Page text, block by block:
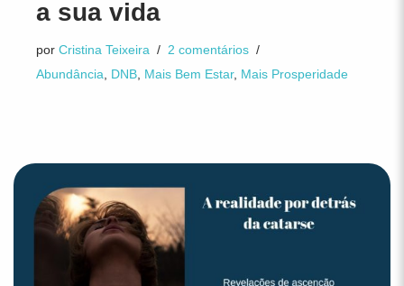
a sua vida
por Cristina Teixeira
2 comentários
Abundância
DNB Mais Bem Estar, Mais Prosperidade